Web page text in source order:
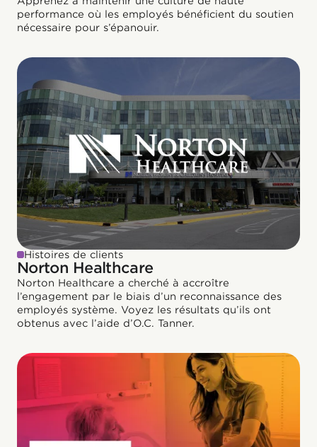
performance où les employés bénéficient du soutien
nécessaire pour s’épanouir.
Histoires de clients
Norton Healthcare
Norton Healthcare a cherché à accroître
l’engagement par le biais d’un reconnaissance des
employés système. Voyez les résultats qu’ils ont
obtenus avec l’aide d’O.C. Tanner.